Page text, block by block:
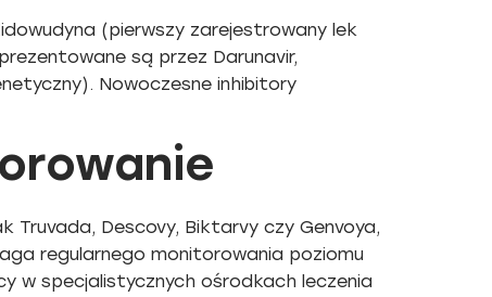
(pierwszy zarejestrowany lek
są przez Darunavir,
Nowoczesne inhibitory
Truvada, Descovy, Biktarvy czy Genvoya,
regularnego monitorowania poziomu
w specjalistycznych ośrodkach leczenia